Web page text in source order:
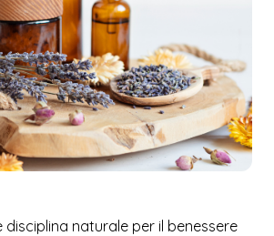
naturale per il benessere